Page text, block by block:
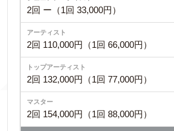
2回 ー（1回 33,000円）
2回 110,000円（1回 66,000円）
2回 132,000円（1回 77,000円）
2回 154,000円（1回 88,000円）